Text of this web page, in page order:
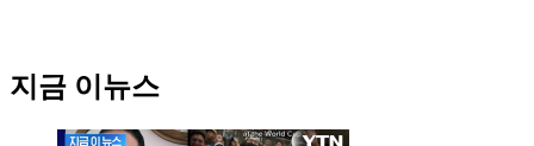
지금 이뉴스